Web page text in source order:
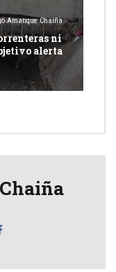
Amanque Chaiña
ni
alerta